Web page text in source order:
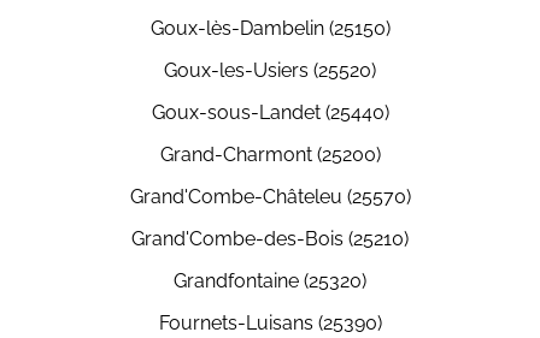
Goux-lès-Dambelin (25150)
Goux-les-Usiers (25520)
Goux-sous-Landet (25440)
Grand-Charmont (25200)
Grand'Combe-Châteleu (25570)
Grand'Combe-des-Bois (25210)
Grandfontaine (25320)
Fournets-Luisans (25390)